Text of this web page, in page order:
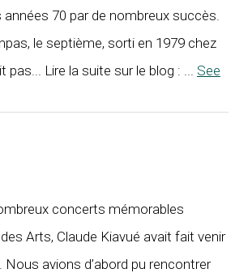
70 par de nombreux succès.
le septième, sorti en 1979 chez
pas... Lire la suite sur le blog :
See
concerts mémorables
Arts, Claude Kiavué avait fait venir
Nous avions d’abord pu rencontrer